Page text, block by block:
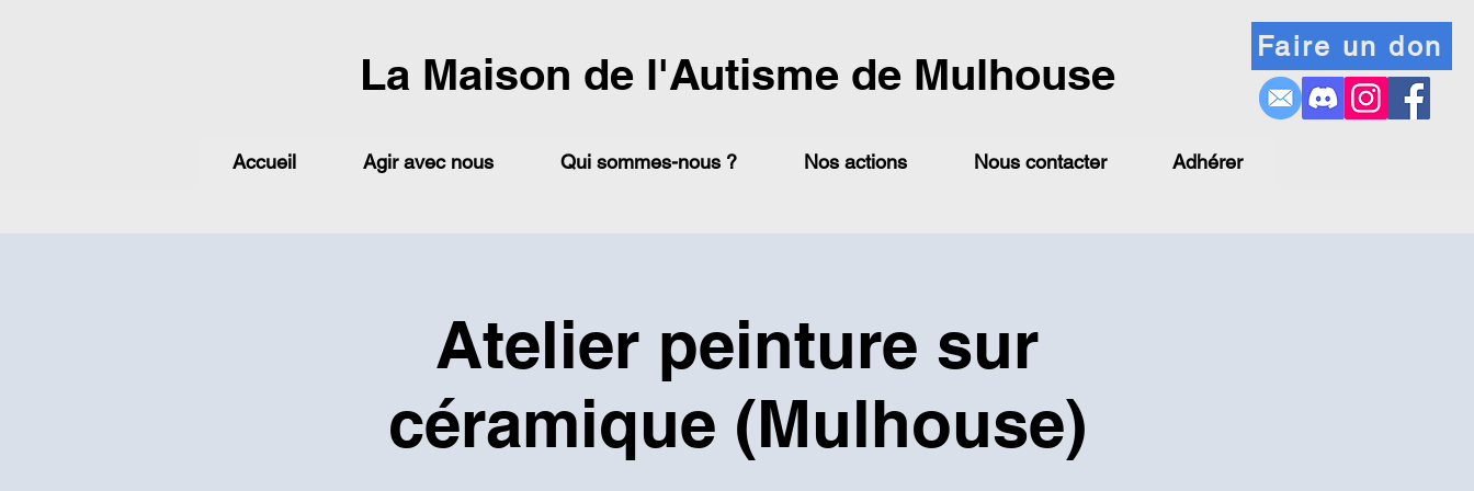
La Maison de l'Autisme de Mulhouse
Accueil Agir avec nous Qui sommes-nous ? Nos actions Nous contacter Adhérer
Faire un don
Atelier peinture sur
céramique (Mulhouse)